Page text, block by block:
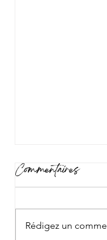
Commentaires
Rédigez un